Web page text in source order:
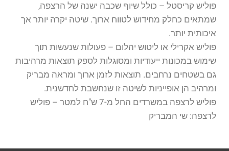
פוליש קריסטל – כולל שיוף שכבה ישנה של הרצפה,
שמתאים כחלק מחידוש לטווח ארוך. שיטה יקרה יותר אך
איכותית יותר.
פוליש אקרילי או ליטוש יהלום – פעולות שנעשות תוך
שימוש במכונות ייעודיות ומסוגלות לספק תוצאות מרהיבות
גם בשטחים נרחבים. תוצאות לזמן ארוך ומראה מבריק
ומרהיב הן אופייניות לשיטה זו שנחשבת לחדשנית.
פוליש לרצפה במשרדים החל מ-7 ש"ח למטר – פוליש
לרצפה: שי המבריק